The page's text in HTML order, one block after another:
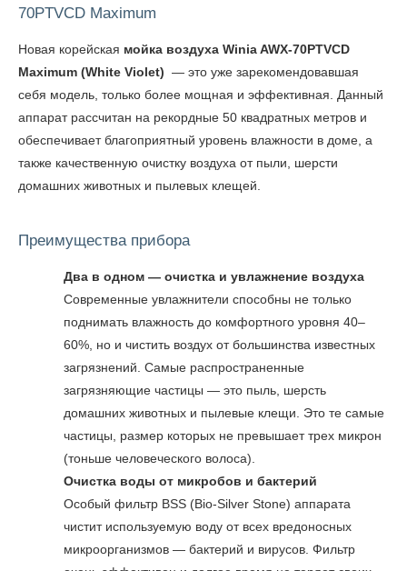
70PTVCD Maximum
Новая корейская мойка воздуха Winia AWX-70PTVCD
Maximum (White Violet) — это уже зарекомендовавшая
себя модель, только более мощная и эффективная. Данный
аппарат рассчитан на рекордные 50 квадратных метров и
обеспечивает благоприятный уровень влажности в доме, а
также качественную очистку воздуха от пыли, шерсти
домашних животных и пылевых клещей.
Преимущества прибора
Два в одном — очистка и увлажнение воздуха
Современные увлажнители способны не только
поднимать влажность до комфортного уровня 40–
60%, но и чистить воздух от большинства известных
загрязнений. Самые распространенные
загрязняющие частицы — это пыль, шерсть
домашних животных и пылевые клещи. Это те самые
частицы, размер которых не превышает трех микрон
(тоньше человеческого волоса).
Очистка воды от микробов и бактерий
Особый фильтр BSS (Bio-Silver Stone) аппарата
чистит используемую воду от всех вредоносных
микроорганизмов — бактерий и вирусов. Фильтр